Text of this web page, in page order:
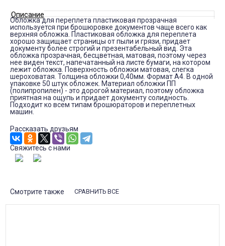
Описание
Обложка для переплета пластиковая прозрачная
используется при брошюровке документов чаще всего как
верхняя обложка. Пластиковая обложка для переплета
хорошо защищает страницы от пыли и грязи, придает
документу более строгий и презентабельный вид. Эта
обложка прозрачная, бесцветная, матовая, поэтому через
нее виден текст, напечатанный на листе бумаги, на котором
лежит обложка. Поверхность обложки матовая, слегка
шероховатая. Толщина обложки 0,40мм. Формат А4. В одной
упаковке 50 штук обложек. Материал обложки ПП
(полипропилен) - это дорогой материал, поэтому обложка
приятная на ощупь и придает документу солидность.
Подходит ко всем типам брошюраторов и переплетных
машин.
Рассказать друзьям
Свяжитесь с нами
Смотрите также СРАВНИТЬ ВСЕ